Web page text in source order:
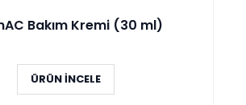
Bakım Kremi (30 ml)
ÜRÜN İNCELE